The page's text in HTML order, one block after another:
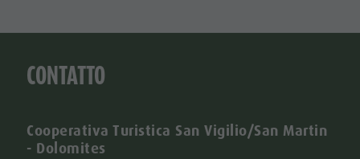
CONTATTO
Cooperativa Turistica San Vigilio/San Martin
- Dolomites